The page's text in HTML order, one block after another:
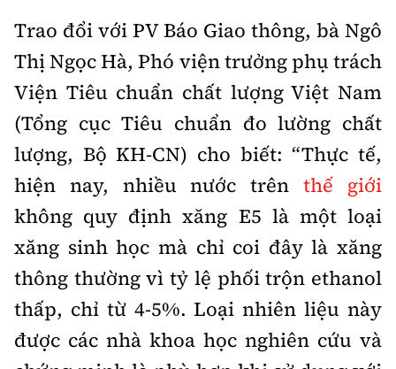
Trao đổi với PV Báo Giao thông, bà Ngô
Thị Ngọc Hà, Phó viện trưởng phụ trách
Viện Tiêu chuẩn chất lượng Việt Nam
(Tổng cục Tiêu chuẩn đo lường chất
lượng, Bộ KH-CN) cho biết: “Thực tế,
hiện nay, nhiều nước trênthế giới
không quy định xăng E5 là một loại
xăng sinh học mà chỉ coi đây là xăng
thông thường vì tỷ lệ phối trộn ethanol
thấp, chỉ từ 4-5%. Loại nhiên liệu này
được các nhà khoa học nghiên cứu và